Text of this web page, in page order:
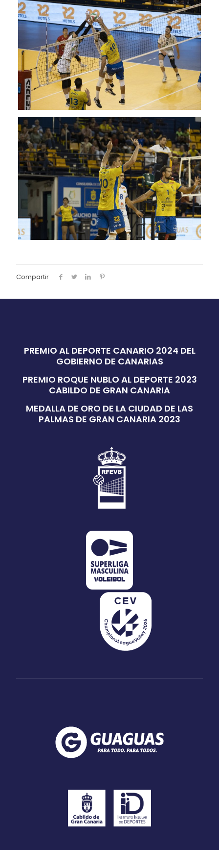
Compartir
PREMIO AL DEPORTE CANARIO 2024 DEL
GOBIERNO DE CANARIAS
PREMIO ROQUE NUBLO AL DEPORTE 2023
CABILDO DE GRAN CANARIA
MEDALLA DE ORO DE LA CIUDAD DE LAS
PALMAS DE GRAN CANARIA 2023